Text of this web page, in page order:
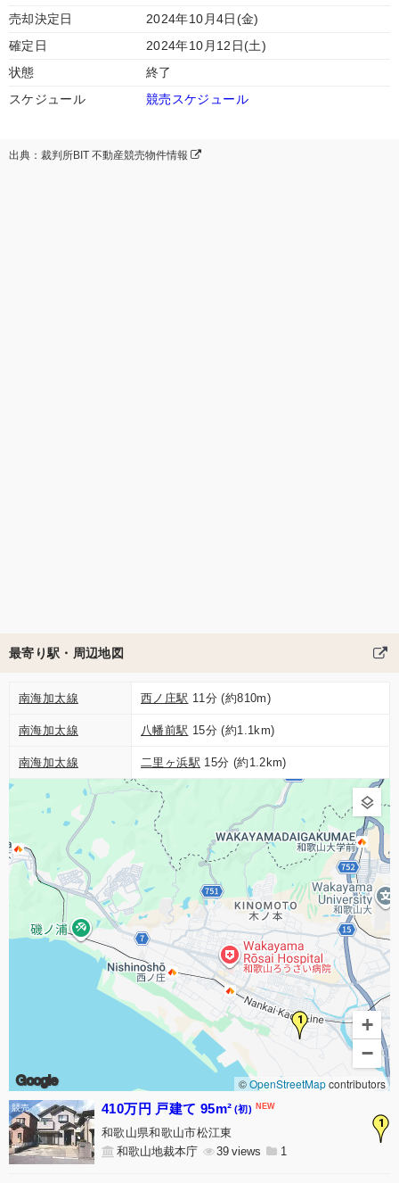
売却決定日
2024年10月4日(金)
確定日
2024年10月12日(土)
状態
終了
スケジュール
競売スケジュール
出典：裁判所BIT 不動産競売物件情報
最寄り駅・周辺地図
南海加太線 西ノ庄駅 11分 (約810m)
南海加太線 八幡前駅 15分 (約1.1km)
南海加太線 二里ヶ浜駅 15分 (約1.2km)
1
Google
+
−
©OpenStreetMapcontributors
1
410万円 戸建て 95m² (初)
和歌山県和歌山市松江東
和歌山地裁本庁
39 1